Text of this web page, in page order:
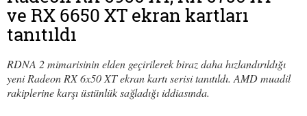
ve RX 6650 XT ekran kartları
tanıtıldı
RDNA 2 mimarisinin elden geçirilerek biraz daha hızlandırıldığı
yeni Radeon RX 6x50 XT ekran kartı serisi tanıtıldı. AMD muadil
rakiplerine karşı üstünlük sağladığı iddiasında.